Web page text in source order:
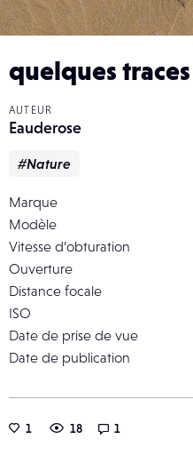
quelques
AUTEUR
Eauderose
#Nature
Marque
Modèle
Vitesse d’obturation
Ouverture
Distance focale
ISO
Date de prise de vue
Date de publication
1 18 1